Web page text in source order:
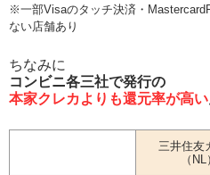
※一部Visaのタッチ決済・
ない店舗あり
ちなみに
コンビニ各三社で発行の
本家クレカよりも還元率が高い
三井住友
（NL）